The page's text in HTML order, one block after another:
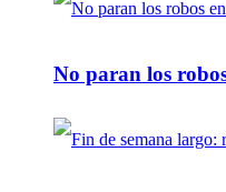
No paran los